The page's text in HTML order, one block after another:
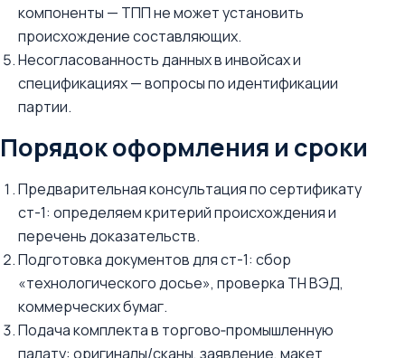
компоненты — ТПП не может установить
происхождение составляющих.
Несогласованность данных в инвойсах и
спецификациях — вопросы по идентификации
партии.
Порядок оформления и сроки
Предварительная консультация по сертификату
ст-1: определяем критерий происхождения и
перечень доказательств.
Подготовка документов для ст-1: сбор
«технологического досье», проверка ТН ВЭД,
коммерческих бумаг.
Подача комплекта в торгово‑промышленную
палату: оригиналы/сканы, заявление, макет